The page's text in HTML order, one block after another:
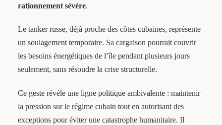
rationnement sévère.
Le tanker russe, déjà proche des côtes cubaines, représente
un soulagement temporaire. Sa cargaison pourrait couvrir
les besoins énergétiques de l’île pendant plusieurs jours
seulement, sans résoudre la crise structurelle.
Ce geste révèle une ligne politique ambivalente : maintenir
la pression sur le régime cubain tout en autorisant des
exceptions pour éviter une catastrophe humanitaire. Il